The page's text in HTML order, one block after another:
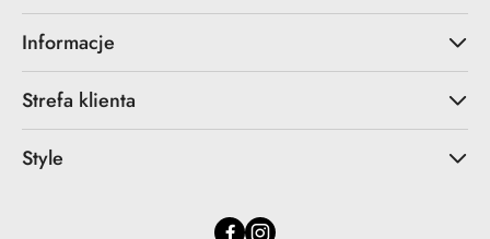
Informacje
Strefa klienta
Style